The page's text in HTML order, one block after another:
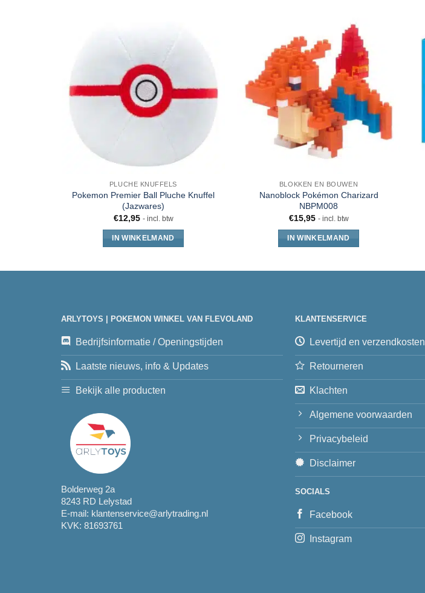
PLUCHE KNUFFELS
Pokemon Premier Ball Pluche Knuffel
(Jazwares)
€12,95 - incl. btw
IN WINKELMAND
BLOKKEN EN BOUWEN
Nanoblock Pokémon Charizard
NBPM008
€15,95 - incl. btw
IN WINKELMAND
ARLYTOYS | POKEMON WINKEL VAN FLEVOLAND
Bedrijfsinformatie / Openingstijden
Laatste nieuws, info & Updates
Bekijk alle producten
Bolderweg 2a
8243 RD Lelystad
E-mail: klantenservice@arlytrading.nl
KVK: 81693761
KLANTENSERVICE
Levertijd en verzendkosten
Retourneren
Klachten
Algemene voorwaarden
Privacybeleid
Disclaimer
SOCIALS
Facebook
Instagram